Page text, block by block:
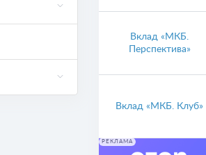
Вклад «МКБ.
Перспектива»
Вклад «МКБ. Клуб»
РЕКЛАМА